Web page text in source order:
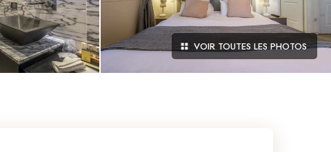
VOIR TOUTES LES PHOTOS